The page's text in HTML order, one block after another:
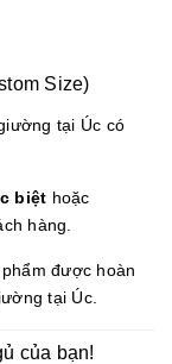
Size)
tại Úc có
biệt hoặc
hàng.
được hoàn
tại Úc.
của bạn!